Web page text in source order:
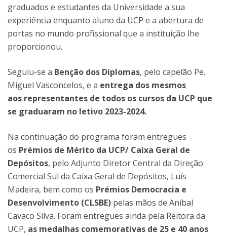
graduados e estudantes da Universidade a sua
experiência enquanto aluno da UCP e a abertura de
portas no mundo profissional que a instituição lhe
proporcionou.
Seguiu-se a Benção dos Diplomas, pelo capelão Pe.
Miguel Vasconcelos, e a entrega dos mesmos
aos representantes de todos os cursos da UCP que
se graduaram no letivo 2023-2024.
Na continuação do programa foram entregues
os Prémios de Mérito da UCP/ Caixa Geral de
Depósitos, pelo Adjunto Diretor Central da Direção
Comercial Sul da Caixa Geral de Depósitos, Luís
Madeira, bem como os Prémios Democracia e
Desenvolvimento (CLSBE) pelas mãos de Aníbal
Cavaco Silva. Foram entregues ainda pela Reitora da
UCP, as medalhas comemorativas de 25 e 40 anos